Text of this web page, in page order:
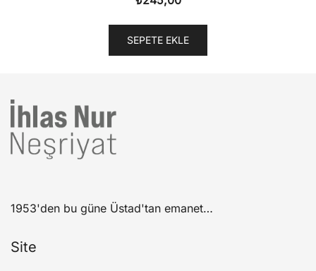
SEPETE EKLE
1953'den bu güne Üstad'tan emanet…
Site